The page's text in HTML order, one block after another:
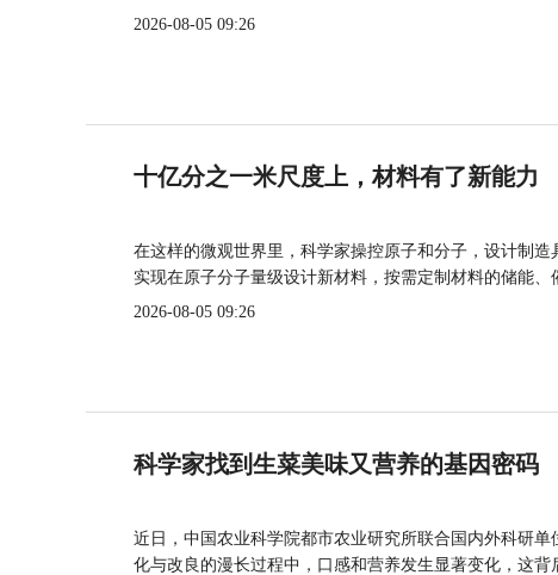
2026-08-05 09:26
十亿分之一米尺度上，材料有了新能力
在这样的微观世界里，科学家操控原子和分子，设计制
实现在原子分子量级设计新材料，按需定制材料的储能
2026-08-05 09:26
科学家找到生菜美味又营养的基因密码
近日，中国农业科学院都市农业研究所联合国内外科研
化与改良的漫长过程中，口感和营养发生显著变化，这背